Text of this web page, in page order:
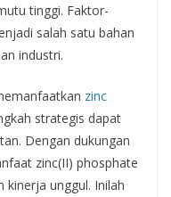
tinggi. Faktor-
salah satu bahan
industri.
zinc
strategis dapat
Dengan dukungan
zinc(II) phosphate
kinerja unggul. Inilah